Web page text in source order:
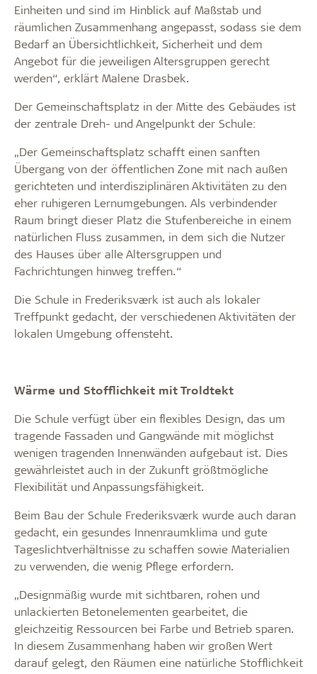
Einheiten und sind im Hinblick auf Maßstab und
räumlichen Zusammenhang angepasst, sodass sie dem
Bedarf an Übersichtlichkeit, Sicherheit und dem
Angebot für die jeweiligen Altersgruppen gerecht
werden“, erklärt Malene Drasbek.
Der Gemeinschaftsplatz in der Mitte des Gebäudes ist
der zentrale Dreh- und Angelpunkt der Schule:
„Der Gemeinschaftsplatz schafft einen sanften
Übergang von der öffentlichen Zone mit nach außen
gerichteten und interdisziplinären Aktivitäten zu den
eher ruhigeren Lernumgebungen. Als verbindender
Raum bringt dieser Platz die Stufenbereiche in einem
natürlichen Fluss zusammen, in dem sich die Nutzer
des Hauses über alle Altersgruppen und
Fachrichtungen hinweg treffen.“
Die Schule in Frederiksværk ist auch als lokaler
Treffpunkt gedacht, der verschiedenen Aktivitäten der
lokalen Umgebung offensteht.
Wärme und Stofflichkeit mit Troldtekt
Die Schule verfügt über ein flexibles Design, das um
tragende Fassaden und Gangwände mit möglichst
wenigen tragenden Innenwänden aufgebaut ist. Dies
gewährleistet auch in der Zukunft größtmögliche
Flexibilität und Anpassungsfähigkeit.
Beim Bau der Schule Frederiksværk wurde auch daran
gedacht, ein gesundes Innenraumklima und gute
Tageslichtverhältnisse zu schaffen sowie Materialien
zu verwenden, die wenig Pflege erfordern.
„Designmäßig wurde mit sichtbaren, rohen und
unlackierten Betonelementen gearbeitet, die
gleichzeitig Ressourcen bei Farbe und Betrieb sparen.
In diesem Zusammenhang haben wir großen Wert
darauf gelegt, den Räumen eine natürliche Stofflichkeit